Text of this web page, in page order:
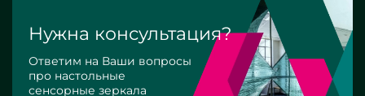
Нужна консультация?
Ответим на Ваши вопросы
про настольные
сенсорные зеркала